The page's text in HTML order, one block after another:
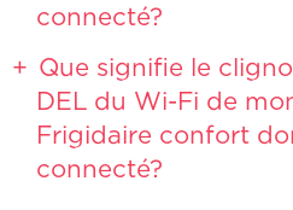
connecté?
Que signifie le
DEL du Wi-Fi de
Frigidaire confort
connecté?